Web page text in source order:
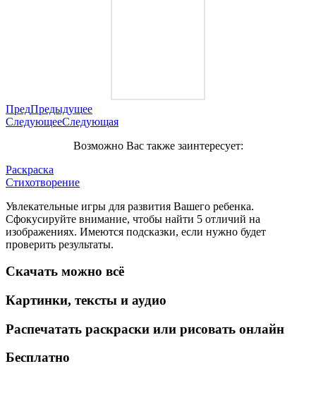
ПредПредыдущее
СледующееСледующая
Возможно Вас также заинтересует:
Раскраска
Стихотворение
Увлекательные игры для развития Вашего ребенка.
Сфокусируйте внимание, чтобы найти 5 отличий на
изображениях. Имеются подсказки, если нужно будет
проверить результаты.
Скачать можно всё
Картинки, тексты и аудио
Распечатать раскраски или рисовать онлайн
Бесплатно